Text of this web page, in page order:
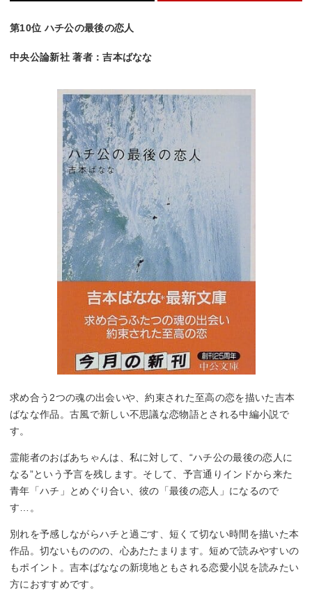
第10位 ハチ公の最後の恋人
中央公論新社 著者：吉本ばなな
求め合う2つの魂の出会いや、約束された至高の恋を描いた吉本
ばなな作品。古風で新しい不思議な恋物語とされる中編小説で
す。
霊能者のおばあちゃんは、私に対して、“ハチ公の最後の恋人に
なる”という予言を残します。そして、予言通りインドから来た
青年「ハチ」とめぐり合い、彼の「最後の恋人」になるので
す…。
別れを予感しながらハチと過ごす、短くて切ない時間を描いた本
作品。切ないもののの、心あたたまります。短めで読みやすいの
もポイント。吉本ばななの新境地ともされる恋愛小説を読みたい
方におすすめです。